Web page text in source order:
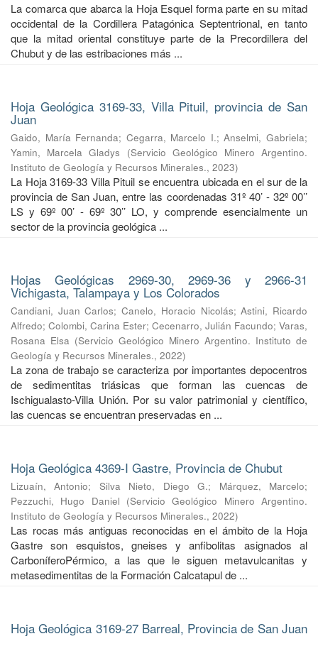
La comarca que abarca la Hoja Esquel forma parte en su mitad
occidental de la Cordillera Patagónica Septentrional, en tanto
que la mitad oriental constituye parte de la Precordillera del
Chubut y de las estribaciones más ...
Hoja Geológica 3169-33, Villa Pituil, provincia de San
Juan
Gaido, María Fernanda; Cegarra, Marcelo I.;Anselmi, Gabriela;
Yamin, Marcela Gladys
(Servicio Geológico Minero Argentino.
Instituto de Geología y Recursos Minerales., 2023)
La Hoja 3169-33 Villa Pituil se encuentra ubicada en el sur de la
provincia de San Juan, entre las coordenadas 31º 40’ - 32º 00’’
LS y 69º 00’ - 69º 30’’ LO, y comprende esencialmente un
sector de la provincia geológica ...
Hojas Geológicas 2969-30, 2969-36 y 2966-31
Vichigasta, Talampaya y Los Colorados
Candiani, Juan Carlos;Canelo, Horacio Nicolás;Astini, Ricardo
Alfredo; Colombi, Carina Ester; Cecenarro, Julián Facundo; Varas,
Rosana Elsa (Servicio Geológico Minero Argentino. Instituto de
Geología y Recursos Minerales., 2022)
La zona de trabajo se caracteriza por importantes depocentros
de sedimentitas triásicas que forman las cuencas de
Ischigualasto-Villa Unión. Por su valor patrimonial y cientíﬁco,
las cuencas se encuentran preservadas en ...
Hoja Geológica 4369-I Gastre, Provincia de Chubut
Lizuaín, Antonio; Silva Nieto, Diego G.; Márquez, Marcelo;
Pezzuchi, Hugo Daniel (Servicio Geológico Minero Argentino.
Instituto de Geología y Recursos Minerales., 2022)
Las rocas más antiguas reconocidas en el ámbito de la Hoja
Gastre son esquistos, gneises y anfibolitas asignados al
CarboníferoPérmico, a las que le siguen metavulcanitas y
metasedimentitas de la Formación Calcatapul de ...
Hoja Geológica 3169-27 Barreal, Provincia de San Juan